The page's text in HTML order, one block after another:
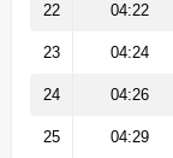
22 04:22
23 04:24
24 04:26
25 04:29